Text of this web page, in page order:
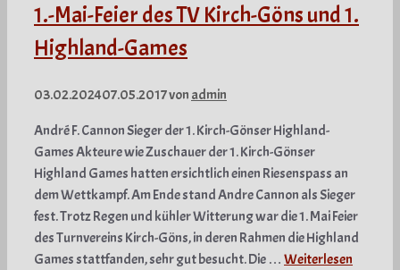
1.-Mai-Feier des TV Kirch-Göns und 1.
Highland-Games
03.02.202407.05.2017von admin
André F. Cannon Sieger der 1. Kirch-Gönser Highland-
Games Akteure wie Zuschauer der 1. Kirch-Gönser
Highland Games hatten ersichtlich einen Riesenspass an
dem Wettkampf. Am Ende stand Andre Cannon als Sieger
fest. Trotz Regen und kühler Witterung war die 1. Mai Feier
des Turnvereins Kirch-Göns, in deren Rahmen die Highland
Games stattfanden, sehr gut besucht. Die … Weiterlesen